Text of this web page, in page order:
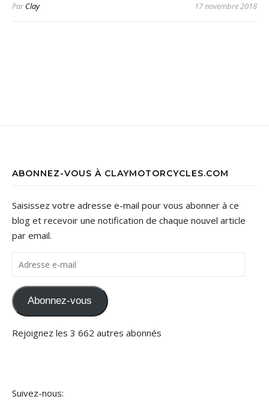
ParClay 17 novembre 2018
ABONNEZ-VOUS À CLAYMOTORCYCLES.COM
Saisissez votre adresse e-mail pour vous abonner à ce
blog et recevoir une notification de chaque nouvel article
par email.
Adresse e-mail
Abonnez-vous
Rejoignez les 3 662 autres abonnés
Suivez-nous: